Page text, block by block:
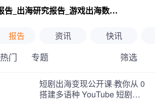
出海数据报告_出海研究报告_游戏出海数据报告_海外趋势分析-扬帆出海
报告 资讯 快讯
热门 专题 筛选
继续下拉刷新
短剧出海变现公开课·教你从 0
搭建多语种 YouTube 短剧频